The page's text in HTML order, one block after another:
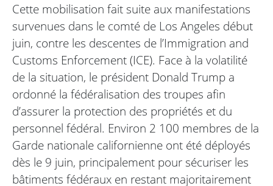
Cette mobilisation fait suite aux manifestations
survenues dans le comté de Los Angeles début
juin, contre les descentes de l’Immigration and
Customs Enforcement (ICE). Face à la volatilité
de la situation, le président Donald Trump a
ordonné la fédéralisation des troupes afin
d’assurer la protection des propriétés et du
personnel fédéral. Environ 2 100 membres de la
Garde nationale californienne ont été déployés
dès le 9 juin, principalement pour sécuriser les
bâtiments fédéraux en restant majoritairement